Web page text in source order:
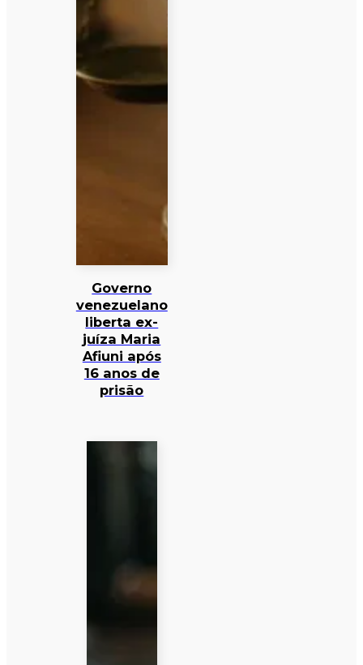
Governo
venezuelano
liberta ex-
juíza Maria
Afiuni após
16 anos de
prisão